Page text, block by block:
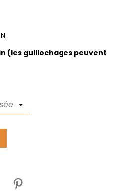
(les guillochages peuvent